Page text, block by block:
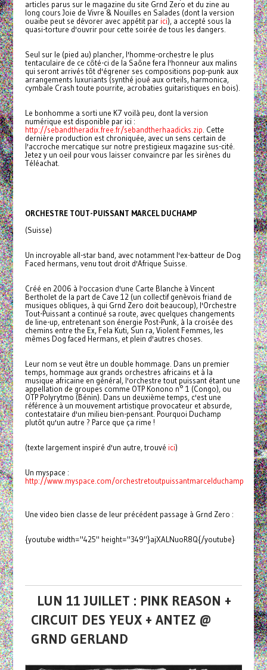
articles parus sur le magazine du site Grnd Zero et du zine au
long cours Joie de Vivre & Nouilles en Salades (dont la version
ouaibe peut se dévorer avec appétit par ici), a accepté sous la
quasi-torture d'ouvrir pour cette soirée de tous les dangers.
Seul sur le (pied au) plancher, l'homme-orchestre le plus
tentaculaire de ce côté-ci de la Saône fera l'honneur aux malins
qui seront arrivés tôt d'égrener ses compositions pop-punk aux
arrangements luxuriants (synthé joué aux orteils, harmonica,
cymbale Crash toute pourrite, acrobaties guitaristiques en bois).
Le bonhomme a sorti une K7 voilà peu, dont la version
numérique est disponible par ici :
http://sebandtheradix.free.fr/sebandtherhaadicks.zip . Cette
dernière production est chroniquée, avec un sens certain de
l'accroche mercatique sur notre prestigieux magazine sus-cité.
Jetez y un oeil pour vous laisser convaincre par les sirènes du
Téléachat.
ORCHESTRE TOUT-PUISSANT MARCEL DUCHAMP
(Suisse)
Un incroyable all-star band, avec notamment l'ex-batteur de Dog
Faced hermans, venu tout droit d'Afrique Suisse.
Créé en 2006 à l'occasion d'une Carte Blanche à Vincent
Bertholet de la part de Cave 12 (un collectif genèvois friand de
musiques obliques, à qui Grnd Zero doit beaucoup), l'Orchestre
Tout-Puissant a continué sa route, avec quelques changements
de line-up, entretenant son énergie Post-Punk, à la croisée des
chemins entre the Ex, Fela Kuti, Sun ra, Violent Femmes, les
mêmes Dog faced Hermans, et plein d'autres choses.
Leur nom se veut être un double hommage. Dans un premier
temps, hommage aux grands orchestres africains et à la
musique africaine en général, l'orchestre tout puissant étant une
appellation de groupes comme OTP Konono n° 1 (Congo), ou
OTP Polyrytmo (Bénin). Dans un deuxième temps, c'est une
référence à un mouvement artistique provocateur et absurde,
contestataire d'un milieu bien-pensant. Pourquoi Duchamp
plutôt qu'un autre ? Parce que ça rime !
(texte largement inspiré d'un autre, trouvé ici)
Un myspace :
http://www.myspace.com/orchestretoutpuissantmarcelduchamp
Une video bien classe de leur précédent passage à Grnd Zero :
{youtube width="425" height="349"}ajXALNuoR8Q{/youtube}
LUN 11 JUILLET : PINK REASON +
CIRCUIT DES YEUX + ANTEZ @
GRND GERLAND